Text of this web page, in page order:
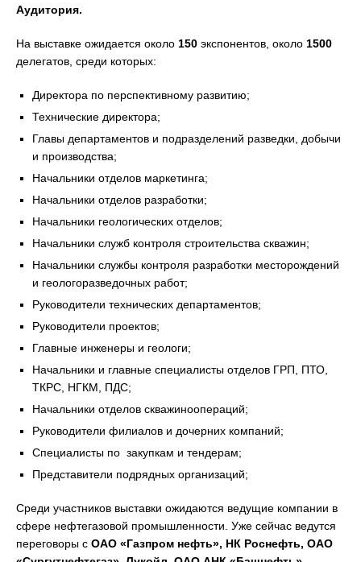
Аудитория.
На выставке ожидается около 150 экспонентов, около 1500
делегатов, среди которых:
Директора по перспективному развитию;
Технические директора;
Главы департаментов и подразделений разведки, добычи
и производства;
Начальники отделов маркетинга;
Начальники отделов разработки;
Начальники геологических отделов;
Начальники служб контроля строительства скважин;
Начальники службы контроля разработки месторождений
и геологоразведочных работ;
Руководители технических департаментов;
Руководители проектов;
Главные инженеры и геологи;
Начальники и главные специалисты отделов ГРП, ПТО,
ТКРС, НГКМ, ПДС;
Начальники отделов скважиноопераций;
Руководители филиалов и дочерних компаний;
Специалисты по закупкам и тендерам;
Представители подрядных организаций;
Среди участников выставки ожидаются ведущие компании в
сфере нефтегазовой промышленности. Уже сейчас ведутся
переговоры с ОАО «Газпром нефть», НК Роснефть, ОАО